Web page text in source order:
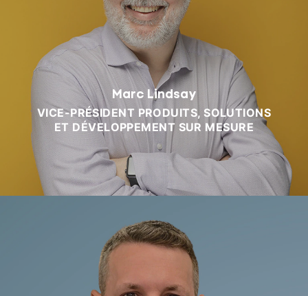
Marc Lindsay
VICE-PRÉSIDENT PRODUITS, SOLUTIONS
ET DÉVELOPPEMENT SUR MESURE